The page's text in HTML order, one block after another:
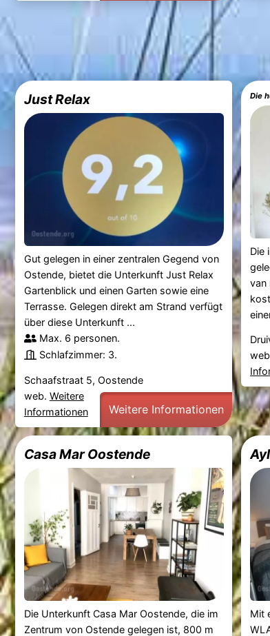
Just Relax
Gut gelegen in einer zentralen Gegend von
Ostende, bietet die Unterkunft Just Relax
Gartenblick und einen Garten sowie eine
Terrasse. Gelegen direkt am Strand verfügt
über diese Unterkunft ...
Max. 6 personen.
Schlafzimmer: 3.
Schaafstraat 5, Oostende
web. Weitere
Informationen
Weitere Informationen
Die
van
Casa Mar Oostende
Die Unterkunft Casa Mar Oostende, die im
Zentrum von Ostende gelegen ist, 800 m
Mit